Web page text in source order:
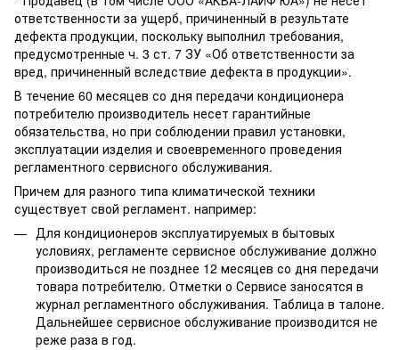
ответственности за ущерб, причиненный в результате
дефекта продукции, поскольку выполнил требования,
предусмотренные ч. 3 ст. 7 ЗУ «Об ответственности за
вред, причиненный вследствие дефекта в продукции».
В течение 60 месяцев со дня передачи кондиционера
потребителю производитель несет гарантийные
обязательства, но при соблюдении правил установки,
эксплуатации изделия и своевременного проведения
регламентного сервисного обслуживания.
Причем для разного типа климатической техники
существует свой регламент. например:
Для кондиционеров эксплуатируемых в бытовых
условиях, регламенте сервисное обслуживание должно
производиться не позднее 12 месяцев со дня передачи
товара потребителю. Отметки о Сервисе заносятся в
журнал регламентного обслуживания. Таблица в талоне.
Дальнейшее сервисное обслуживание производится не
реже раза в год.